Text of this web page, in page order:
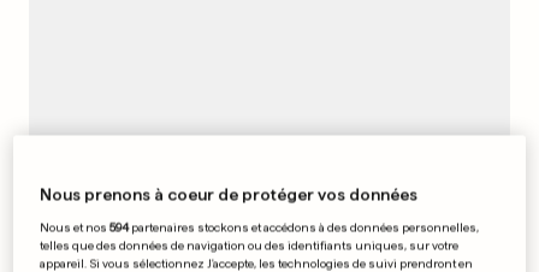
Nous prenons à coeur de protéger vos données
Nous et nos594partenaires stockons et accédons à des données personnelles,
telles que des données de navigation ou des identifiants uniques, sur votre
appareil. Si vous sélectionnez J'accepte, les technologies de suivi prendront en